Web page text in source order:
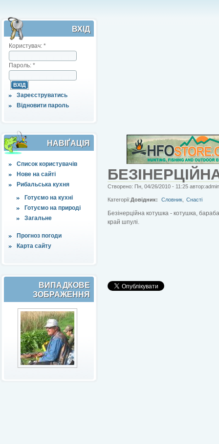
ВХІД
Користувач: *
Пароль: *
Зареєструватись
Відновити пароль
НАВІҐАЦІЯ
Список користувачів
Нове на сайті
Рибальська кухня
Готуємо на кухні
Готуємо на природі
Загальне
Прогноз погоди
Карта сайту
ВИПАДКОВЕ
ЗОБРАЖЕННЯ
Створено: Пн, 04/26/2010 - 11:25 автор:admin
Категорії:Довідник: Словник Снасті
Безінерційна котушка - котушка,
край шпулі.